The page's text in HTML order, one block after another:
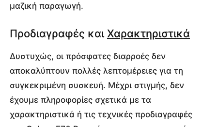
μαζική παραγωγή.
Προδιαγραφές καιΧαρακτηριστικά
Δυστυχώς, οι πρόσφατες διαρροές δεν
αποκαλύπτουν πολλές λεπτομέρειες για τη
συγκεκριμένη συσκευή. Μέχρι στιγμής, δεν
έχουμε πληροφορίες σχετικά με τα
χαρακτηριστικά ή τις τεχνικές προδιαγραφές